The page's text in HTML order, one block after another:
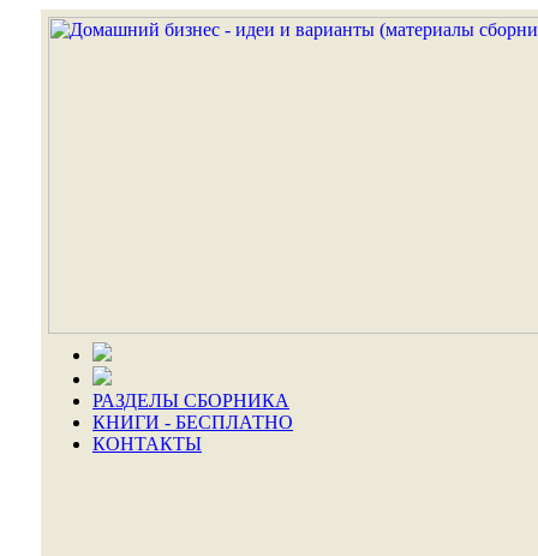
РАЗДЕЛЫ СБОРНИКА
КНИГИ - БЕСПЛАТНО
КОНТАКТЫ